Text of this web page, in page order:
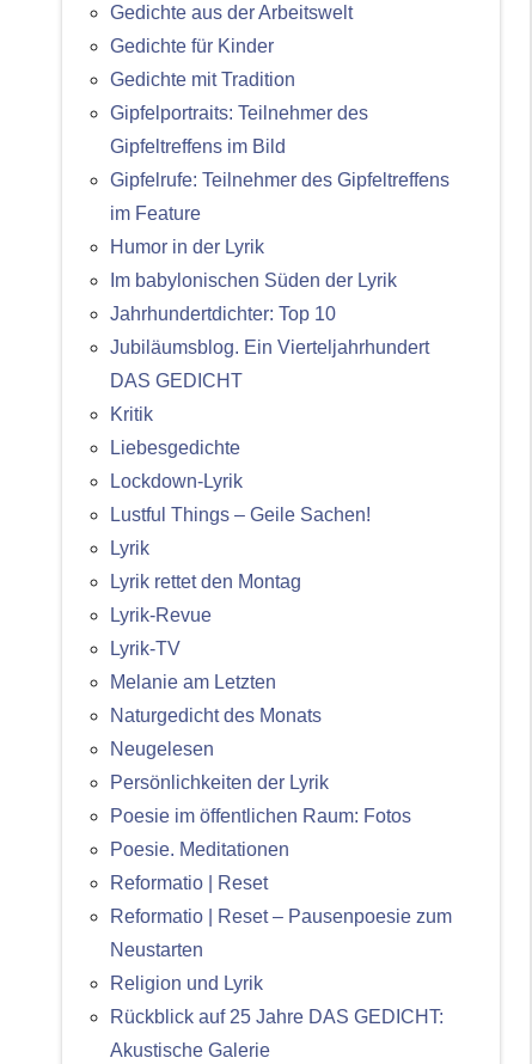
Gedichte aus der Arbeitswelt
Gedichte für Kinder
Gedichte mit Tradition
Gipfelportraits: Teilnehmer des
Gipfeltreffens im Bild
Gipfelrufe: Teilnehmer des Gipfeltreffens
im Feature
Humor in der Lyrik
Im babylonischen Süden der Lyrik
Jahrhundertdichter: Top 10
Jubiläumsblog. Ein Vierteljahrhundert
DAS GEDICHT
Kritik
Liebesgedichte
Lockdown-Lyrik
Lustful Things – Geile Sachen!
Lyrik
Lyrik rettet den Montag
Lyrik-Revue
Lyrik-TV
Melanie am Letzten
Naturgedicht des Monats
Neugelesen
Persönlichkeiten der Lyrik
Poesie im öffentlichen Raum: Fotos
Poesie. Meditationen
Reformatio | Reset
Reformatio | Reset – Pausenpoesie zum
Neustarten
Religion und Lyrik
Rückblick auf 25 Jahre DAS GEDICHT:
Akustische Galerie